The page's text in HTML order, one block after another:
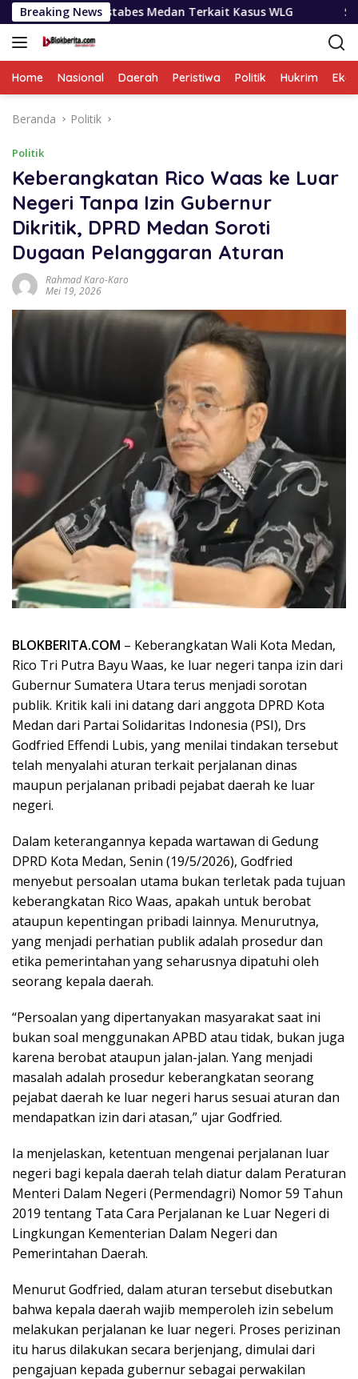
Langsung
ke
konten
Breaking News
Medan Terkait Kasus WLG Selama Sepekan
Home Nasional Daerah Peristiwa Politik Hukrim
Beranda Politik
Politik
Keberangkatan Rico Waas ke Luar
Negeri Tanpa Izin Gubernur
Dikritik, DPRD Medan Soroti
Dugaan Pelanggaran Aturan
Rahmad Karo-Karo
Mei 19, 2026
BLOKBERITA.COM – Keberangkatan Wali Kota Medan,
Rico Tri Putra Bayu Waas, ke luar negeri tanpa izin dari
Gubernur Sumatera Utara terus menjadi sorotan
publik. Kritik kali ini datang dari anggota DPRD Kota
Medan dari Partai Solidaritas Indonesia (PSI), Drs
Godfried Effendi Lubis, yang menilai tindakan tersebut
telah menyalahi aturan terkait perjalanan dinas
maupun perjalanan pribadi pejabat daerah ke luar
negeri.
Dalam keterangannya kepada wartawan di Gedung
DPRD Kota Medan, Senin (19/5/2026), Godfried
menyebut persoalan utama bukan terletak pada tujuan
keberangkatan Rico Waas, apakah untuk berobat
ataupun kepentingan pribadi lainnya. Menurutnya,
yang menjadi perhatian publik adalah prosedur dan
etika pemerintahan yang seharusnya dipatuhi oleh
seorang kepala daerah.
“Persoalan yang dipertanyakan masyarakat saat ini
bukan soal menggunakan APBD atau tidak, bukan juga
karena berobat ataupun jalan-jalan. Yang menjadi
masalah adalah prosedur keberangkatan seorang
pejabat daerah ke luar negeri harus sesuai aturan dan
mendapatkan izin dari atasan,” ujar Godfried.
Ia menjelaskan, ketentuan mengenai perjalanan luar
negeri bagi kepala daerah telah diatur dalam Peraturan
Menteri Dalam Negeri (Permendagri) Nomor 59 Tahun
2019 tentang Tata Cara Perjalanan ke Luar Negeri di
Lingkungan Kementerian Dalam Negeri dan
Pemerintahan Daerah.
Menurut Godfried, dalam aturan tersebut disebutkan
bahwa kepala daerah wajib memperoleh izin sebelum
melakukan perjalanan ke luar negeri. Proses perizinan
itu harus dilakukan secara berjenjang, dimulai dari
pengajuan kepada gubernur sebagai perwakilan